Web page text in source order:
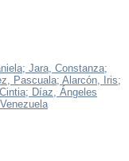
Jara, Constanza;
Pascuala; Alarcón, Iris;
Díaz, Ángeles